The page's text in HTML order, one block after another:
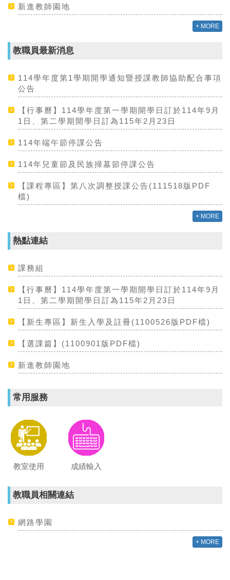
新進教師園地
+ MORE
教職員最新消息
114學年度第1學期開學通知暨授課教師協助配合事項
公告
【行事曆】114學年度第一學期開學日訂於114年9月
1日、第二學期開學日訂為115年2月23日
114年端午節停課公告
114年兒童節及民族掃墓節停課公告
【課程專區】第八次調整授課公告(111518版PDF
檔)
+ MORE
熱點連結
課務組
【行事曆】114學年度第一學期開學日訂於114年9月
1日、第二學期開學日訂為115年2月23日
【新生專區】新生入學及註冊(1100526版PDF檔)
【選課篇】(1100901版PDF檔)
新進教師園地
常用服務
教室使用 成績輸入
教職員相關連結
網路學園
+ MORE